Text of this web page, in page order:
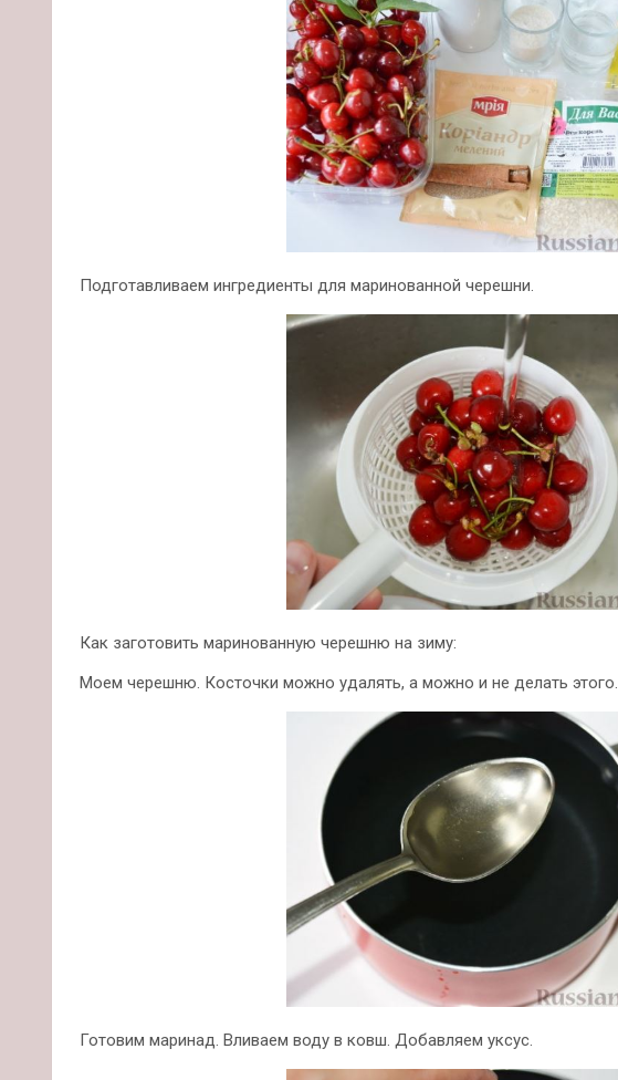
Подготавливаем ингредиенты для маринованной черешни.
Как заготовить маринованную черешню на зиму:
Моем черешню. Косточки можно удалять, а можно и не делать этого.
Готовим маринад. Вливаем воду в ковш. Добавляем уксус.